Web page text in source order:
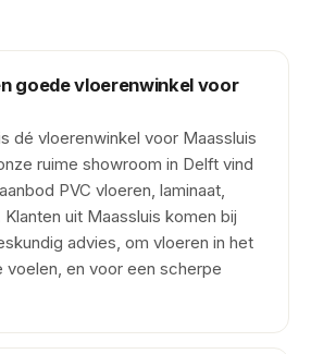
goede vloerenwinkel voor
dé vloerenwinkel voor Maassluis
ruime showroom in Delft vind
PVC vloeren, laminaat,
uit Maassluis komen bij
advies, om vloeren in het
voelen, en voor een scherpe